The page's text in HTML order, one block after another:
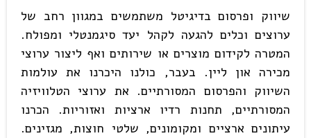
שיווק ופרסום בדיגיטל משתמשים במגוון רחב של
ערוצים וכלים להגעה לקהל יעד סיגמנטלי ומפולח.
המטרה לקידום מוצרים או שירותים ואף ליצור ערוצי
מכירה און ליין. בעבר, כולנו היכרנו את עולמות
השיווק והפרסום המסורתיים. את ערוצי הטלוויזיה
המסורתיים, תחנות רדיו ארציות ואזוריות. הכרנו
עיתונים ארציים ומקומונים, שלטי חוצות, מגזינים.